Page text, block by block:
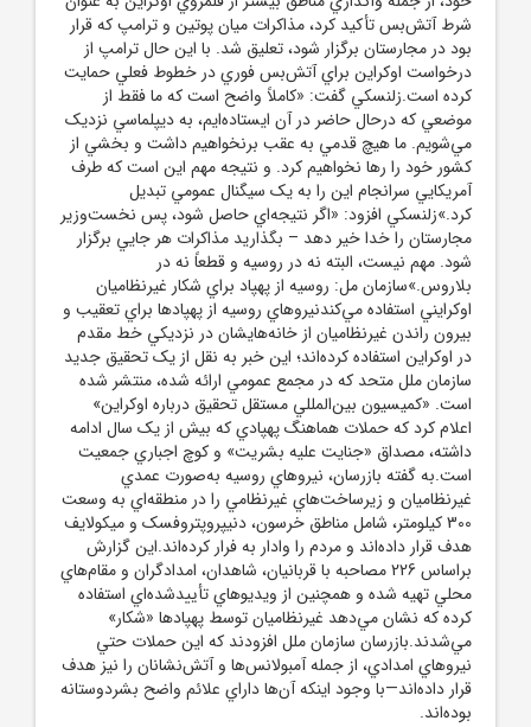
شرط آتش‌بس تأکيد کرد، مذاکرات ميان پوتين و ترامپ که قرار
بود در مجارستان برگزار شود، تعليق شد. با اين حال ترامپ از
درخواست اوکراين براي آتش‌بس فوري در خطوط فعلي حمايت
کرده است.زلنسکي گفت: «کاملاً واضح است که ما فقط از
موضعي که درحال حاضر در آن ايستاده‌ايم، به ديپلماسي نزديک
مي‌شويم. ما هيچ قدمي به عقب برنخواهيم داشت و بخشي از
کشور خود را رها نخواهيم کرد. و نتيجه مهم اين است که طرف
آمريکايي سرانجام اين را به يک سيگنال عمومي تبديل
کرد.»زلنسکي افزود: «اگر نتيجه‌اي حاصل شود، پس نخست‌وزير
مجارستان را خدا خير دهد – بگذاريد مذاکرات هر جايي برگزار
شود. مهم نيست، البته نه در روسيه و قطعاً نه در
بلاروس.»سازمان مل: روسيه از پهپاد براي شکار غيرنظاميان
اوکرايني استفاده مي‌کندنيروهاي روسيه از پهپادها براي تعقيب و
بيرون راندن غيرنظاميان از خانه‌هايشان در نزديکي خط مقدم
در اوکراين استفاده کرده‌اند؛ اين خبر به نقل از يک تحقيق جديد
سازمان ملل متحد که در مجمع عمومي ارائه شده، منتشر شده
است. «کميسيون بين‌المللي مستقل تحقيق درباره اوکراين»
اعلام کرد که حملات هماهنگ پهپادي که بيش از يک سال ادامه
داشته، مصداق «جنايت عليه بشريت» و کوچ اجباري جمعيت
است.به گفته بازرسان، نيروهاي روسيه به‌صورت عمدي
غيرنظاميان و زيرساخت‌هاي غيرنظامي را در منطقه‌اي به وسعت
300 کيلومتر، شامل مناطق خرسون، دنيپروپتروفسک و ميکولايف
هدف قرار داده‌اند و مردم را وادار به فرار کرده‌اند.اين گزارش
براساس 226 مصاحبه با قربانيان، شاهدان، امدادگران و مقام‌هاي
محلي تهيه شده و همچنين از ويديوهاي تأييدشده‌اي استفاده
کرده که نشان مي‌دهد غيرنظاميان توسط پهپادها «شکار»
مي‌شدند.بازرسان سازمان ملل افزودند که اين حملات حتي
نيروهاي امدادي، از جمله آمبولانس‌ها و آتش‌نشانان را نيز هدف
قرار داده‌اند—با وجود اينکه آن‌ها داراي علائم واضح بشردوستانه
بوده‌اند.